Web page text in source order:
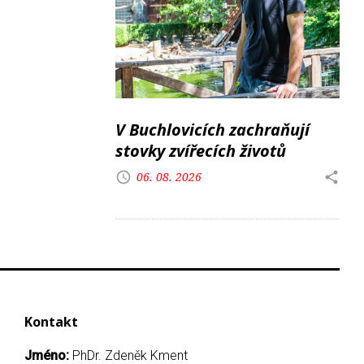
V Buchlovicích zachraňují
stovky zvířecích životů
06. 08. 2026
Kontakt
Jméno: PhDr. Zdeněk Kment